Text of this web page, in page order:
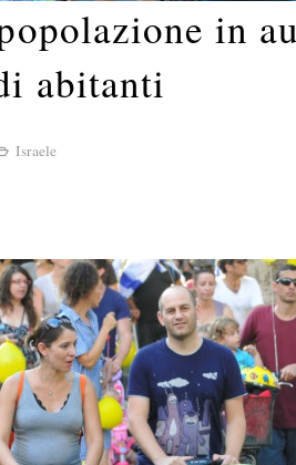
in
abitanti
Israele